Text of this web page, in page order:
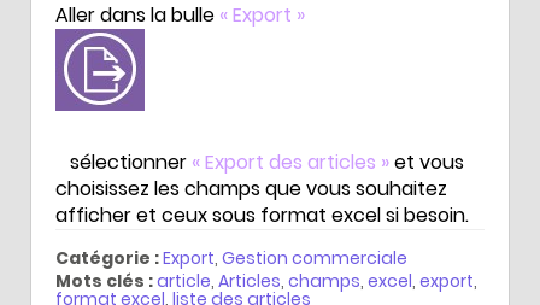
Aller dans la bulle « Export »
sélectionner « Export des articles »et vous
choisissez les champs que vous souhaitez
afficher et ceux sous format excel si besoin.
Catégorie :Export, Gestion commerciale
Mots clés :article, Articles, champs, excel, export,
format excel, liste des articles